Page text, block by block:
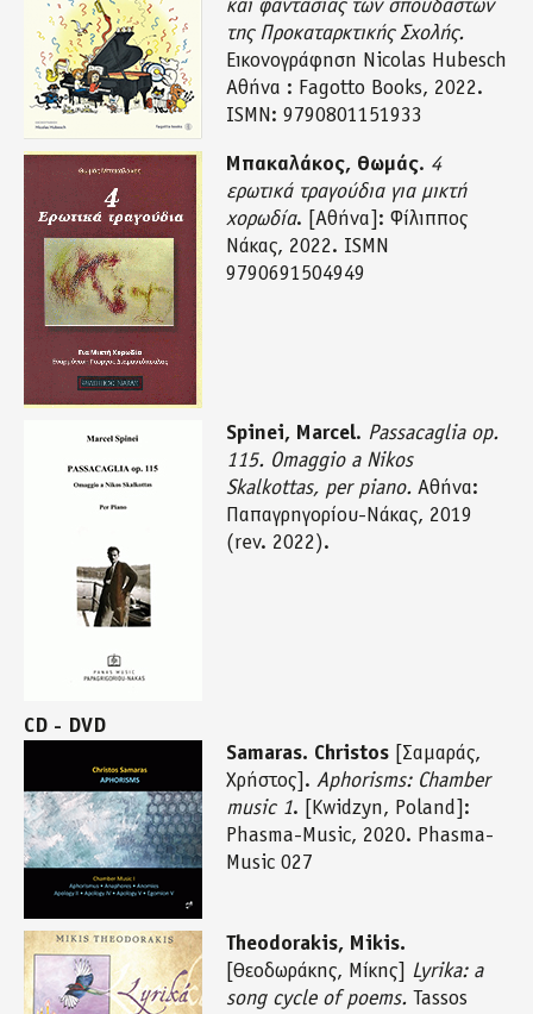
και φαντασίας των σπουδαστών
της Προκαταρκτικής Σχολής.
Εικονογράφηση Nicolas Hubesch
Αθήνα : Fagotto Books, 2022.
ISMN: 9790801151933
Μπακαλάκος, Θωμάς. 4
ερωτικά τραγούδια για μικτή
χορωδία. [Αθήνα]: Φίλιππος
Νάκας, 2022. ISMN
9790691504949
Spinei, Marcel. Passacaglia op.
115. Omaggio a Nikos
Skalkottas, per piano. Αθήνα:
Παπαγρηγορίου-Νάκας, 2019
(rev. 2022).
CD - DVD
Samaras. Christos [Σαμαράς,
Χρήστος]. Aphorisms: Chamber
music 1. [Kwidzyn, Poland]:
Phasma-Music, 2020. Phasma-
Music 027
Theodorakis, Mikis.
[Θεοδωράκης, Μίκης] Lyrika: a
song cycle of poems. Tassos